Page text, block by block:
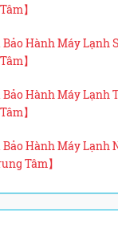
】
Bảo Hành Máy Lạnh
】
Bảo Hành Máy Lạnh
】
Hành Máy Lạnh
Tâm】